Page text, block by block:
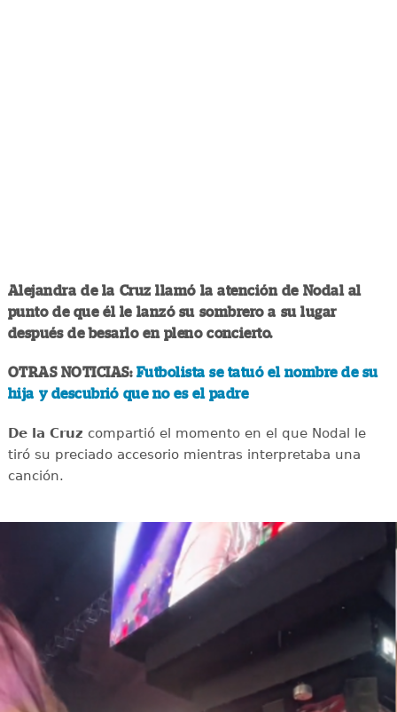
Alejandra de la Cruz llamó la atención de Nodal al
punto de que él le lanzó su sombrero a su lugar
después de besarlo en pleno concierto.
OTRAS NOTICIAS: Futbolista se tatuó el nombre de su
hija y descubrió que no es el padre
De la Cruz compartió el momento en el que Nodal le
tiró su preciado accesorio mientras interpretaba una
canción.